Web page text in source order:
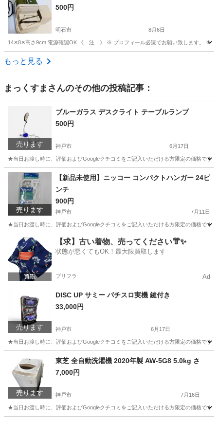
500円
明石市 8月6日
14✕8✕高さ9cm 電源確認OK 《 注 》 ※ プロフィール必読でお願い致します。 ※出
兵庫 明石市
もっと見る
まっくすま さんのその他の投稿記事：
売ります
ブルーガラス デスクライト テーブルランプ
500円
神戸市 6月17日
★当日お渡し時に、評価およびGoogleクチコミをご記入いただける方限定の価格です
兵庫 神戸市 その他
売ります
【新品未使用】ニッコー コンパクトハンガー 24ピ
ンチ
900円
神戸市 7月11日
★当日お渡し時に、評価およびGoogleクチコミをご記入いただける方限定の価格です
兵庫 神戸市 洗濯用品 ニッコー
【求】古い着物、売ってください👘✨
状態が悪くてもOK！最大限買取します
プリフラ Ad
売ります
DISC UP サミー パチスロ実機 鍵付き
33,000円
神戸市 6月17日
★当日お渡し時に、評価およびGoogleクチコミをご記入いただける方限定の価格です
その他
売ります
東芝 全自動洗濯機 2020年製 AW-5G8 5.0kg さ
7,000円
神戸市 7月16日
★当日お渡し時に、評価およびGoogleクチコミをご記入いただける方限定の価格です